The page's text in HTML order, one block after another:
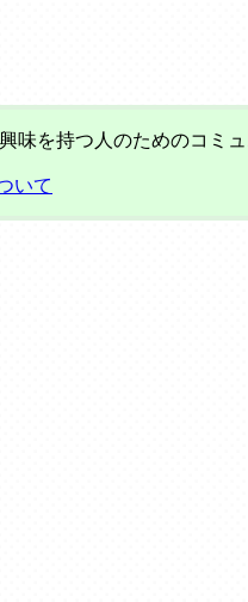
味を持つ人のためのコミ
いて